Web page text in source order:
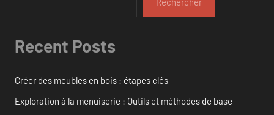
Recent Posts
Créer des meubles en bois : étapes clés
Exploration à la menuiserie : Outils et méthodes de base